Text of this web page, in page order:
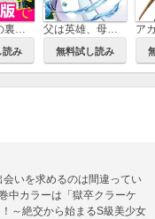
スーパーの裏でヤニ吸うふたり 特装版
読み
父は英雄、母は精霊、娘の私は転生者。
無料試し読み
いを求めるのは間違ってい
中カラーは「獄卒クラーケ
～絶交から始まるS級美少女